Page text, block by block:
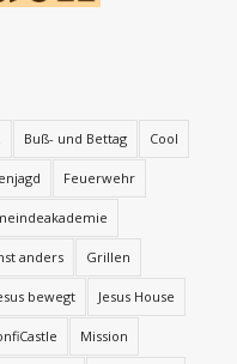
Buß- und Bettag Cool
Feuerwehr
anders Grillen
bewegt Jesus House
Mission